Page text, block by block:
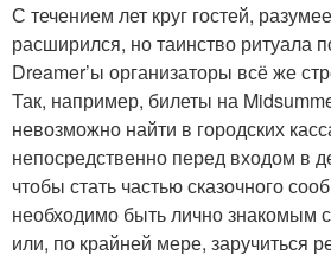
С течением лет круг гостей,
расширился, но таинство ритуала
Dreamer’ы организаторы всё же
Так, например, билеты на
невозможно найти в городских
непосредственно перед входом в
чтобы стать частью сказочного
необходимо быть лично знакомым
или, по крайней мере, заручиться